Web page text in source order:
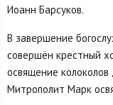
Иоанн Барсуков.
В завершение
совершён крестный
освящение
Митрополит Марк